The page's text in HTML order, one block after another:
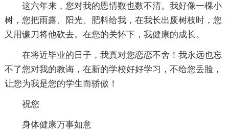
这六年来，您对我的恩情数也数不清。我好像一棵小
树，您把雨露、阳光、肥料给我，在我长出废树枝时，您
又用镰刀将他砍去。在您的关怀下，我健康的成长。
在将近毕业的日子，我真对您恋恋不舍！我永远也忘
不了您对我的教诲，在新的学校好好学习，不给您丢脸，
让您为我是您的学生而骄傲！
祝您
身体健康万事如意